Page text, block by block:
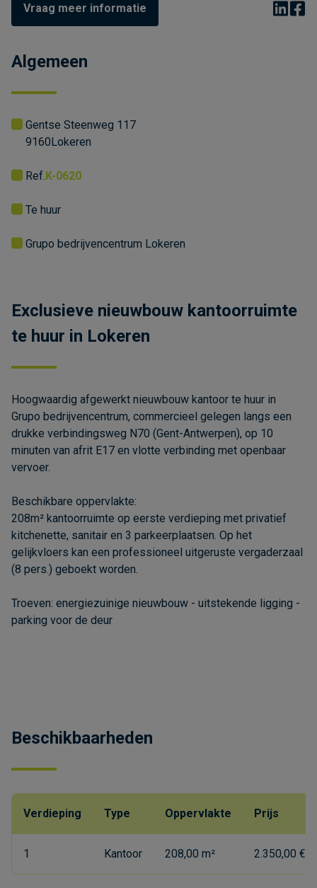
Vraag meer informatie
Algemeen
Lokeren
9160
Gentse Steenweg 117
Ref. K-0620
Te huur
Grupo bedrijvencentrum Lokeren
Exclusieve nieuwbouw kantoorruimte
te huur in Lokeren
Hoogwaardig afgewerkt nieuwbouw kantoor te huur in
Grupo bedrijvencentrum, commercieel gelegen langs een
drukke verbindingsweg N70 (Gent-Antwerpen), op 10
minuten van afrit E17 en vlotte verbinding met openbaar
vervoer.
Beschikbare oppervlakte:
208m² kantoorruimte op eerste verdieping met privatief
kitchenette, sanitair en 3 parkeerplaatsen. Op het
gelijkvloers kan een professioneel uitgeruste vergaderzaal
(8 pers.) geboekt worden.
Troeven: energiezuinige nieuwbouw - uitstekende ligging -
parking voor de deur
Beschikbaarheden
Verdieping Type Oppervlakte Prijs
1 Kantoor 208,00 m² 2.350,00 €/